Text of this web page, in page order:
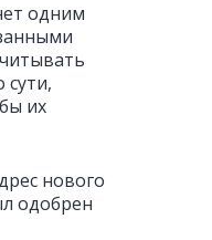
одним
их
нового
одобрен